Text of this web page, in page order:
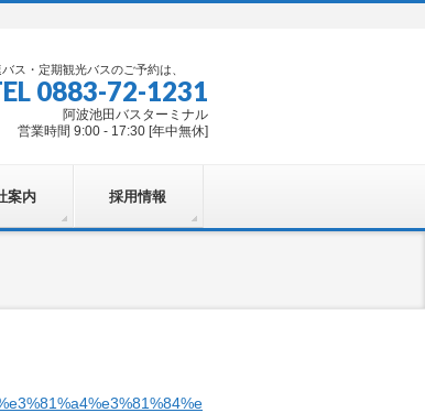
バス・定期観光バスのご予約は、
0883-72-1231
阿波池田バスターミナル
営業時間 9:00 - 17:30 [年中無休]
案内 採用情報